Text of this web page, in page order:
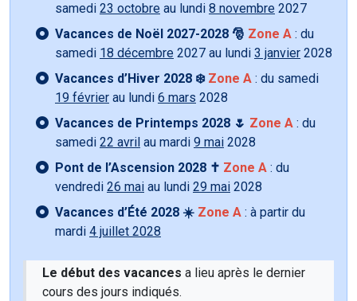
samedi 23 octobre au lundi 8 novembre 2027
Vacances de Noël 2027-2028 🎅 Zone A : du
samedi 18 décembre 2027 au lundi 3 janvier 2028
Vacances d’Hiver 2028 ❄️ Zone A : du samedi
19 février au lundi 6 mars 2028
Vacances de Printemps 2028 🌷 Zone A : du
samedi 22 avril au mardi 9 mai 2028
Pont de l’Ascension 2028 ✝️ Zone A : du
vendredi 26 mai au lundi 29 mai 2028
Vacances d’Été 2028 ☀️ Zone A : à partir du
mardi 4 juillet 2028
Le début des vacances a lieu après le dernier
cours des jours indiqués.